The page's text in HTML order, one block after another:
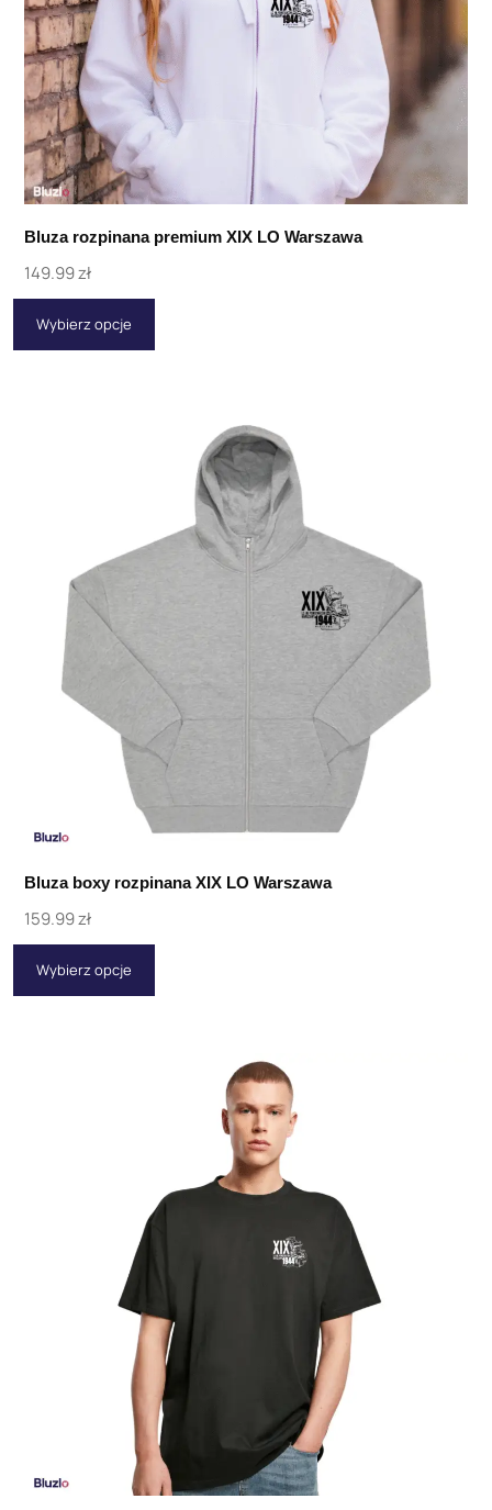
Bluza rozpinana premium XIX LO Warszawa
149.99zł
Wybierz opcje
Bluza boxy rozpinana XIX LO Warszawa
159.99zł
Wybierz opcje